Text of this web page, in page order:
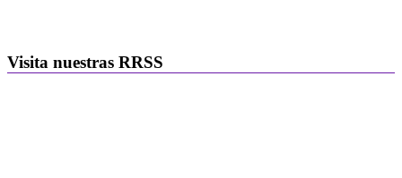
Visita nuestras RRSS